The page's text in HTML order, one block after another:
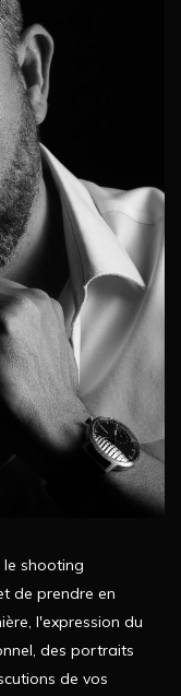
shooting
de prendre en
l'expression du
des portraits
de vos